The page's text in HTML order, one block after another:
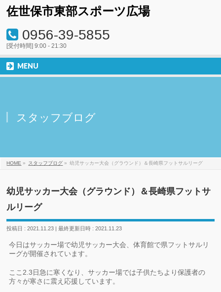
佐世保市東部スポーツ広場
0956-39-5855
[受付時間] 9:00 - 21:30
MENU
スタッフブログ
HOME » スタッフブログ » 幼児サッカー大会（グラウンド）＆長崎県フットサルリーグ
幼児サッカー大会（グラウンド）＆長崎県フットサ
ルリーグ
投稿日 : 2021.11.23 最終更新日時 : 2021.11.23
今日はサッカー場で幼児サッカー大会、体育館で県フットサルリ
ーグが開催されています。
ここ2.3日急に寒くなり、サッカー場では子供たちより保護者の
方々が寒さに震え応援しています。